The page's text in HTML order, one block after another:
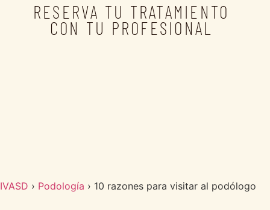
RESERVA TU TRATAMIENTO
CON TU PROFESIONAL
IVASD › Podología › 10 razones para visitar al podólogo